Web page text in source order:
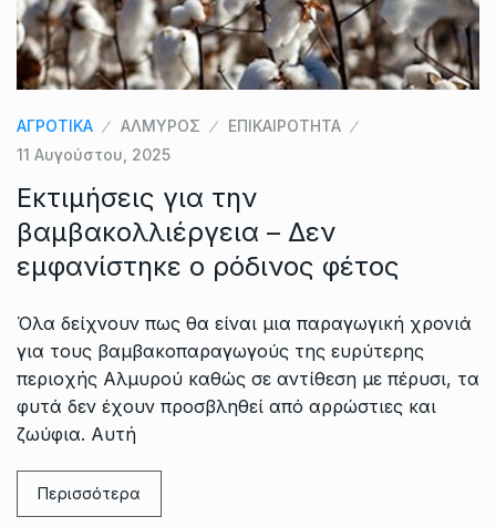
ΑΓΡΟΤΙΚΑ ΑΛΜΥΡΟΣ
ΕΠΙΚΑΙΡΟΤΗΤΑ
11 Αυγούστου, 2025
Eκτιμήσεις για την
βαμβακολλιέργεια – Δεν
εμφανίστηκε ο ρόδινος φέτος
Όλα δείχνουν πως θα είναι μια παραγωγική χρονιά
για τους βαμβακοπαραγωγούς της ευρύτερης
περιοχής Αλμυρού καθώς σε αντίθεση με πέρυσι, τα
φυτά δεν έχουν προσβληθεί από αρρώστιες και
ζωύφια. Αυτή
Περισσότερα